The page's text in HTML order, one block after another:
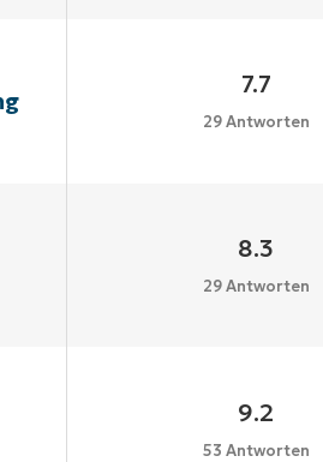
7.7
29 Antworten
8.3
29 Antworten
9.2
53 Antworten